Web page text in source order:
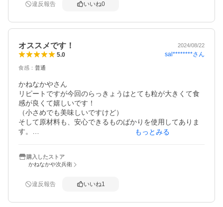
違反報告 いいね0
オススメです！ 2024/08/22
5.0 sal********さん
食感 ： 普通
かねなかやさん
リピートですが今回のらっきょうはとても粒が大きくて食
感が良くて嬉しいです！
（小さめでも美味しいですけど）
そして原材料も、安心できるものばかりを使用してありま
す。
発送の際の梱包も、丁寧で商品が綺麗な状態で届くのも嬉
しいですね。
もっとみる
購入したストア
かねなかや次兵衛
違反報告 いいね1